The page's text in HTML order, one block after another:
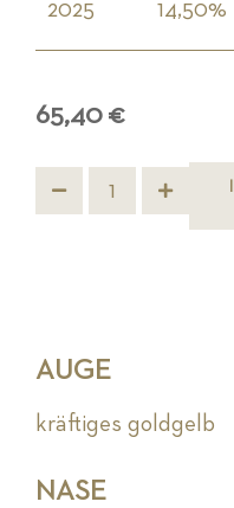
2025 14,50%
65,40 €
AUGE
kräftiges goldgelb
NASE